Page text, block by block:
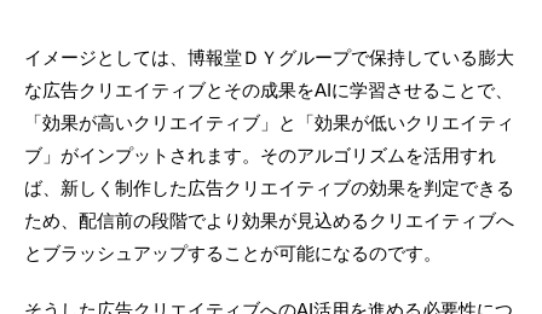
イメージとしては、博報堂ＤＹグループで保持している膨大
な広告クリエイティブとその成果をAIに学習させることで、
「効果が高いクリエイティブ」と「効果が低いクリエイティ
ブ」がインプットされます。そのアルゴリズムを活用すれ
ば、新しく制作した広告クリエイティブの効果を判定できる
ため、配信前の段階でより効果が見込めるクリエイティブへ
とブラッシュアップすることが可能になるのです。
そうした広告クリエイティブへのAI活用を進める必要性につ